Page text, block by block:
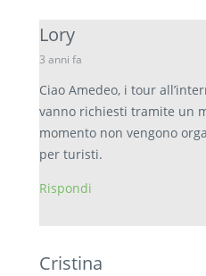
Lory
3 anni fa
Ciao Amedeo, i tour
vanno richiesti tramite un
momento non vengono
per turisti.
Rispondi
Cristina